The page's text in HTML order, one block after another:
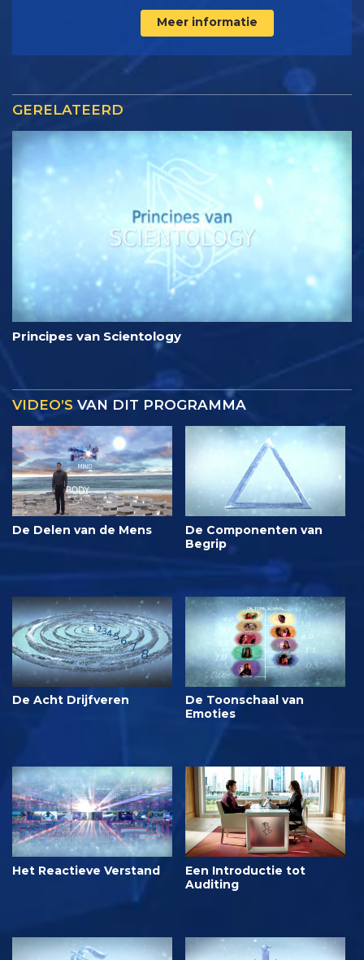
Meer informatie
GERELATEERD
Principes van Scientology
VIDEO’S VAN DIT PROGRAMMA
De Delen van de Mens
De Componenten van
Begrip
De Acht Drijfveren
De Toonschaal van
Emoties
Het Reactieve Verstand
Een Introductie tot
Auditing